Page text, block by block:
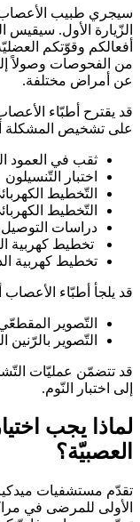
سيجري طبيب الأعصاب
الزّيارة الأول.
أفعالكم وقوّتكم
من الفحوصات وصولاً
عن أمراض مختلفة.
قد يقترح أطبّاء
على تشخيص المشكلة أو
ثقب في العمود
اختبار التّنسيلون
التّخطيط
التّخطيط
دراسات
تخطيط كهربية
تخطيط كهربية
قد يلجأ أطبّاء الأعصاب
التّصوير
التّصوير
قد تتضمّن عمليّات
إلى اختبار النّوم.
لماذا يجب
العصبيّة؟
تقدّم مستشفيات
الأولى للمرضى في